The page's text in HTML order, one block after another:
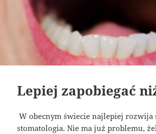
Lepiej zapobiegać
W obecnym świecie najlepiej rozwija
stomatologia. Nie ma już problemu,